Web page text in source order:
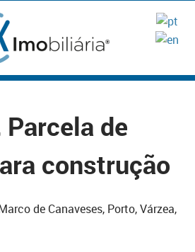
de
construção
de Canaveses, Porto, Várzea,